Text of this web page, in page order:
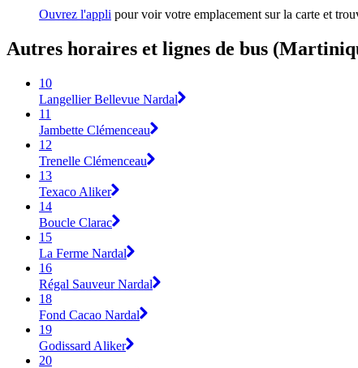
Ouvrez l'appli pour voir votre emplacement sur la carte et
Autres horaires et lignes de bus
10
Langellier Bellevue Nardal
11
Jambette Clémenceau
12
Trenelle Clémenceau
13
Texaco Aliker
14
Boucle Clarac
15
La Ferme Nardal
16
Régal Sauveur Nardal
18
Fond Cacao Nardal
19
Godissard Aliker
20